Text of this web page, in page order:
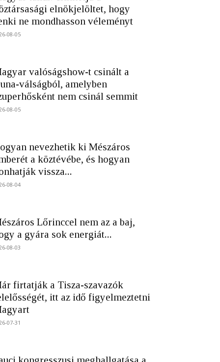
elnökjelöltet, hogy
ne mondhasson véleményt
08-05
valóságshow-t csinált a
válságból, amelyben
nem csinál semmit
08-05
nevezhetik ki Mészáros
a köztévébe, és hogyan
vissza...
08-04
Lőrinccel nem az a baj,
a gyára sok energiát...
08-03
firtatják a Tisza-szavazók
itt az idő figyelmeztetni
07-31